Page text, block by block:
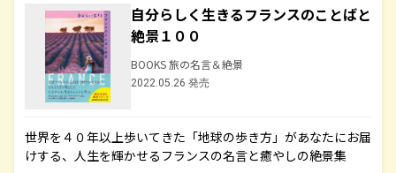
自分らしく生きるフランスのことばと
絶景１００
BOOKS 旅の名言＆絶景
2022.05.26 発売
世界を４０年以上歩いてきた「地球の歩き方」があなたにお届
けする、人生を輝かせるフランスの名言と癒やしの絶景集